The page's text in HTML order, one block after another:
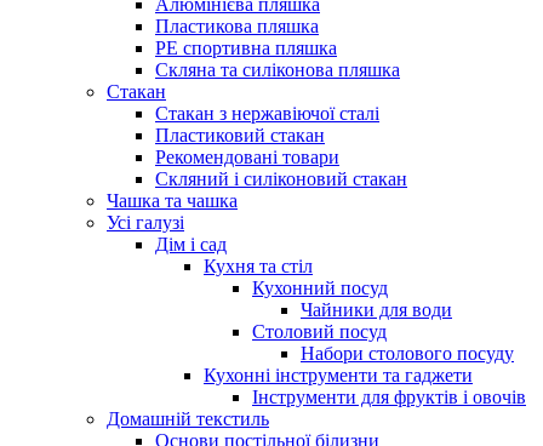
Алюмінієва пляшка
Пластикова пляшка
PE спортивна пляшка
Скляна та силіконова пляшка
Стакан
Стакан з нержавіючої сталі
Пластиковий стакан
Рекомендовані товари
Скляний і силіконовий стакан
Чашка та чашка
Усі галузі
Дім і сад
Кухня та стіл
Кухонний посуд
Чайники для води
Столовий посуд
Набори столового посуду
Кухонні інструменти та гаджети
Інструменти для фруктів і овочів
Домашній текстиль
Основи постільної білизни